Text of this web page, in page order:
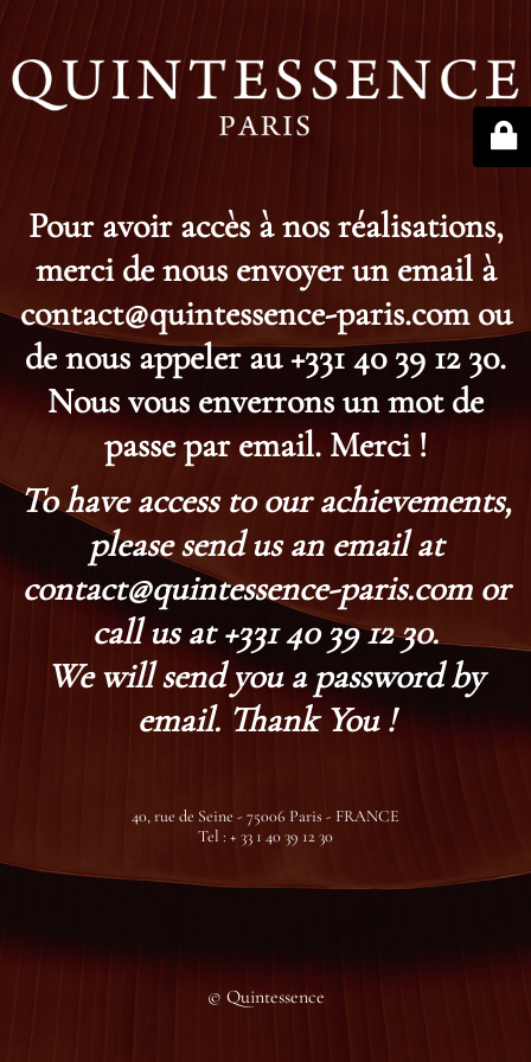
Pour avoir accès à nos réalisations,
merci de nous envoyer un email à
contact@quintessence-paris.com ou
de nous appeler au +331 40 39 12 30.
Nous vous enverrons un mot de
passe par email. Merci !
To have access to our achievements,
please send us an email at
contact@quintessence-paris.com or
call us at +331 40 39 12 30.
We will send you a password by
email. Thank You !
40, rue de Seine - 75006 Paris - FRANCE
Tel : + 33 1 40 39 12 30
© Quintessence